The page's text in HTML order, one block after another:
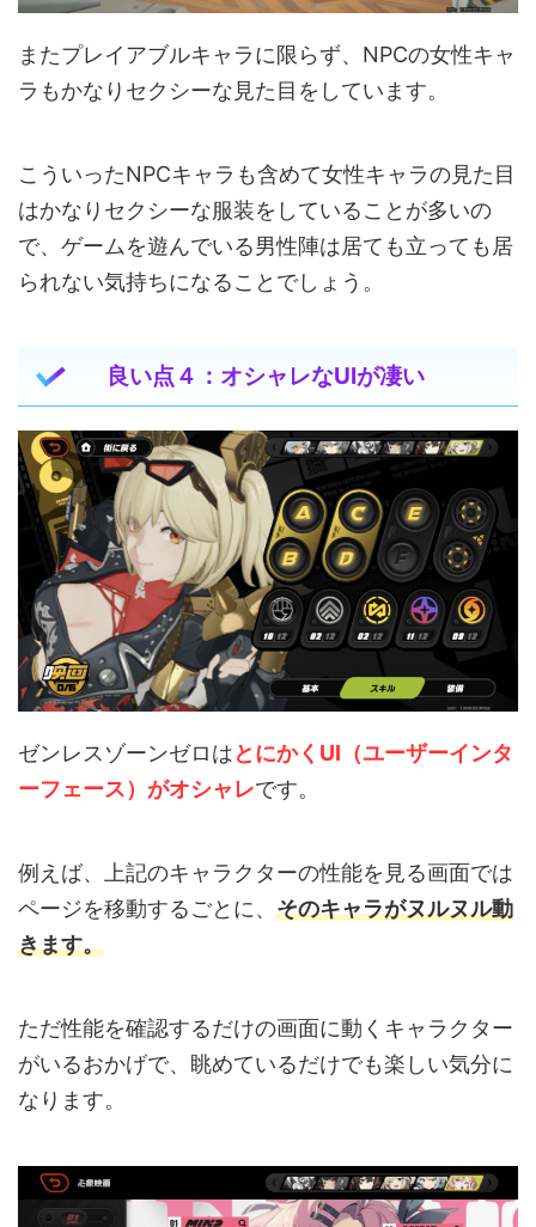
またプレイアブルキャラに限らず、NPCの女性キャ
ラもかなりセクシーな見た目をしています。
こういったNPCキャラも含めて女性キャラの見た目
はかなりセクシーな服装をしていることが多いの
で、ゲームを遊んでいる男性陣は居ても立っても居
られない気持ちになることでしょう。
良い点４：オシャレなUIが凄い
ゼンレスゾーンゼロはとにかくUI（ユーザーインタ
ーフェース）がオシャレです。
例えば、上記のキャラクターの性能を見る画面では
ページを移動するごとに、 そのキャラがヌルヌル動
きます。
ただ性能を確認するだけの画面に動くキャラクター
がいるおかげで、眺めているだけでも楽しい気分に
なります。